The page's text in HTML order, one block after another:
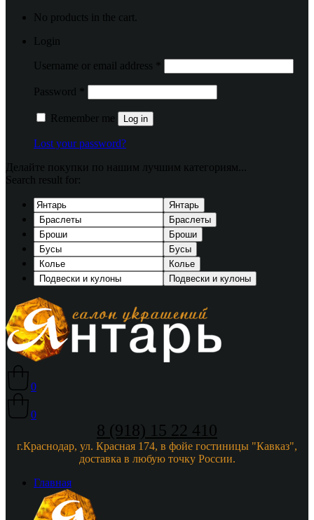
No products in the cart.
Login
Username or email address
Password
Remember me Log in
Lost your password?
Делайте покупки по нашим лучшим категориям...
Search result for:
Янтарь
Браслеты
Броши
Бусы
Колье
Подвески и кулоны
0
0
8 (918) 15 22 410
г.Краснодар, ул. Красная 174, в фойе гостиницы "Кавказ",
доставка в любую точку России.
Главная